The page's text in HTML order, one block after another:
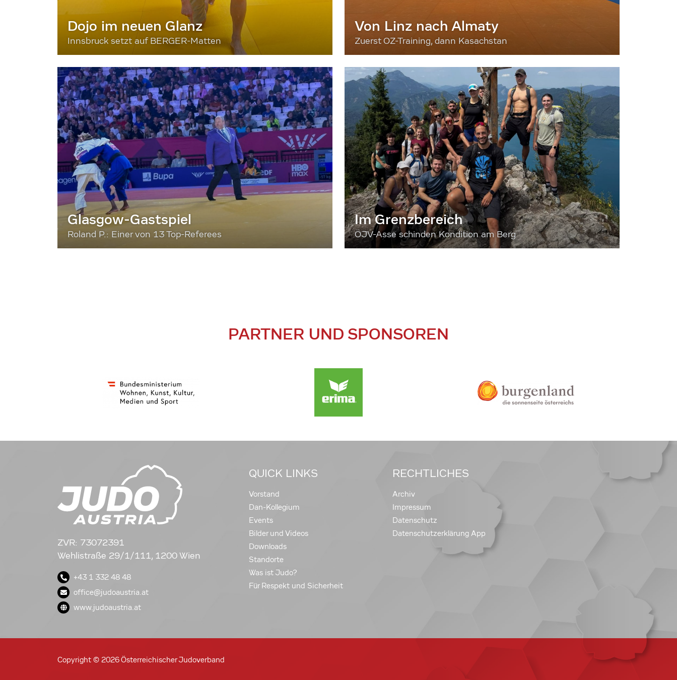
Dojo im neuen Glanz
Innsbruck setzt auf BERGER-Matten
Von Linz nach Almaty
Zuerst OZ-Training, dann Kasachstan
Glasgow-Gastspiel
Roland P.: Einer von 13 Top-Referees
Im Grenzbereich
ÖJV-Asse schinden Kondition am Berg
PARTNER UND SPONSOREN
ZVR: 73072391
Wehlistraße 29/1/111, 1200 Wien
+43 1 332 48 48
office@judoaustria.at
www.judoaustria.at
QUICK LINKS
Vorstand
Dan-Kollegium
Events
Bilder und Videos
Downloads
Standorte
Was ist Judo?
Für Respekt und Sicherheit
RECHTLICHES
Archiv
Impressum
Datenschutz
Datenschutzerklärung App
Copyright © 2026 Österreichischer Judoverband